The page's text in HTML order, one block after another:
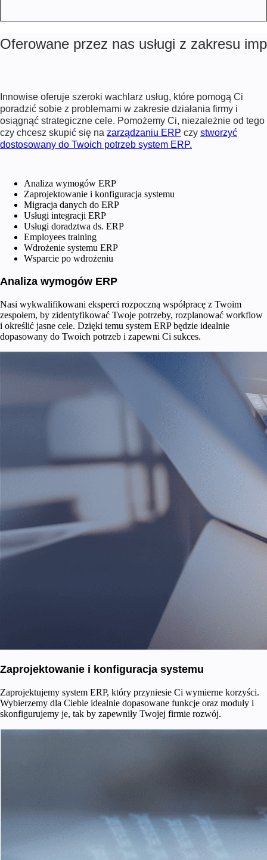
Oferowane przez nas usługi z zakresu
Innowise oferuje szeroki wachlarz usług, które pomogą Ci
poradzić sobie z problemami w zakresie działania firmy i
osiągnąć strategiczne cele. Pomożemy Ci, niezależnie od tego
czy chcesz skupić się na zarządzaniu ERP czy stworzyć
dostosowany do Twoich potrzeb system ERP.
Analiza wymogów ERP
Zaprojektowanie i konfiguracja systemu
Migracja danych do ERP
Usługi integracji ERP
Usługi doradztwa ds. ERP
Employees training
Wdrożenie systemu ERP
Wsparcie po wdrożeniu
Analiza wymogów ERP
Nasi wykwalifikowani eksperci rozpoczną współpracę z Twoim
zespołem, by zidentyfikować Twoje potrzeby, rozplanować workflow
i określić jasne cele. Dzięki temu system ERP będzie idealnie
dopasowany do Twoich potrzeb i zapewni Ci sukces.
Zaprojektowanie i konfiguracja systemu
Zaprojektujemy system ERP, który przyniesie Ci wymierne korzyści.
Wybierzemy dla Ciebie idealnie dopasowane funkcje oraz moduły i
skonfigurujemy je, tak by zapewniły Twojej firmie rozwój.